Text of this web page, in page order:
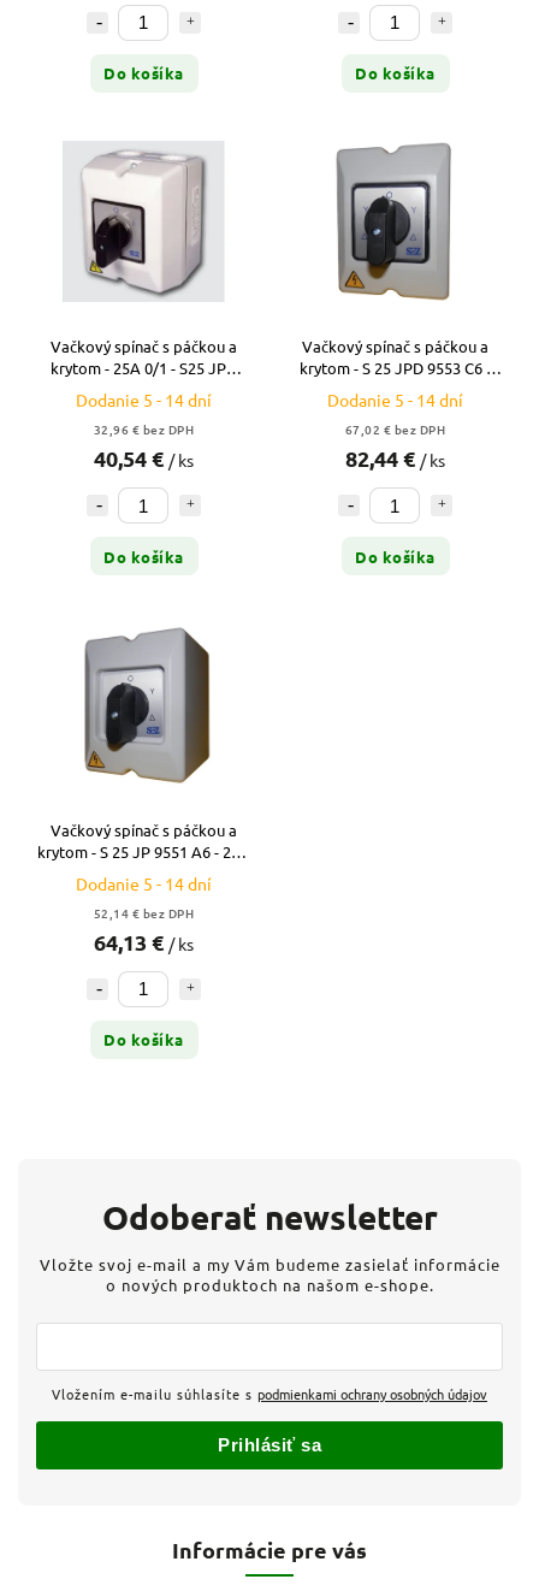
Do košíka Do košíka
Vačkový spínač s páčkou a
krytom - 25A 0/1 - S25 JPD
Dodanie 5 - 14 dní
32,96 € bez DPH
40,54 € / ks
Do košíka
Vačkový spínač s páčkou a
krytom - S 25 JPD 9553 C6 -
25A - prepínač HV/TR -
reverzačný
Dodanie 5 - 14 dní
67,02 € bez DPH
82,44 € / ks
Do košíka
Vačkový spínač s páčkou a
krytom - S 25 JP 9551 A6 - 25A
- prepínač HV/TR
Dodanie 5 - 14 dní
52,14 € bez DPH
64,13 € / ks
Do košíka
Informácie pre vás
Odoberať newsletter
Vložte svoj e-mail a my Vám budeme zasielať informácie
o nových produktoch na našom e-shope.
Vložením e-mailu súhlasíte s podmienkami ochrany osobných údajov
Prihlásiť sa